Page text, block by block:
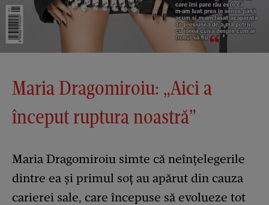
Maria Dragomiroiu: „Aici a
început ruptura noastră”
Maria Dragomiroiu simte că neînțelegerile
dintre ea și primul soț au apărut din cauza
carierei sale, care începuse să evolueze tot